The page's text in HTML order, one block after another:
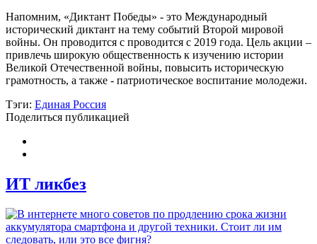
Напомним, «Диктант Победы» - это Международный
исторический диктант на тему событий Второй мировой
войны. Он проводится с проводится с 2019 года. Цель акции –
привлечь широкую общественность к изучению истории
Великой Отечественной войны, повысить историческую
грамотность, а также - патриотическое воспитание молодежи.
Тэги: Единая Россия
Поделиться публикацией
ИТ ликбез